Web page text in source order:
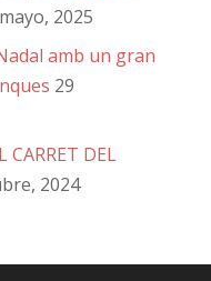
2025
amb un gran
29
CARRET DEL
2024